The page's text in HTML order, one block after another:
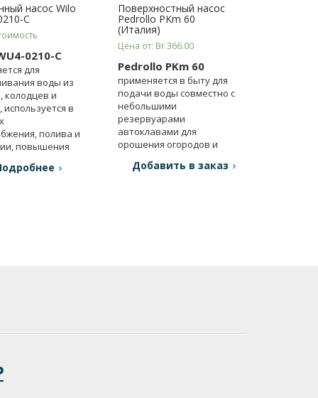
насос Wilo
C
0210-C
для
воды из
колодцев и
используется в
полива и
повышения
Поверхностный насос
Pedrollo PKm 60
(Италия)
Цена от: Br 366.00
Pedrollo PKm 60
применяется в быту для
подачи воды совместно с
небольшими
резервуарами
автоклавами для
орошения огородов и
Добавить в заказ